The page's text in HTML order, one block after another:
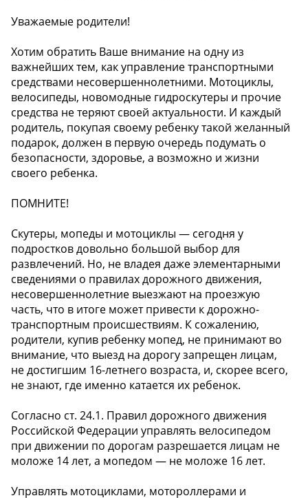
Уважаемые родители!
Хотим обратить Ваше внимание на одну из
важнейших тем, как управление транспортными
средствами несовершеннолетними. Мотоциклы,
велосипеды, новомодные гидроскутеры и прочие
средства не теряют своей актуальности. И каждый
родитель, покупая своему ребенку такой желанный
подарок, должен в первую очередь подумать о
безопасности, здоровье, а возможно и жизни
своего ребенка.
ПОМНИТЕ!
Скутеры, мопеды и мотоциклы — сегодня у
подростков довольно большой выбор для
развлечений. Но, не владея даже элементарными
сведениями о правилах дорожного движения,
несовершеннолетние выезжают на проезжую
часть, что в итоге может привести к дорожно-
транспортным происшествиям. К сожалению,
родители, купив ребенку мопед, не принимают во
внимание, что выезд на дорогу запрещен лицам,
не достигшим 16-летнего возраста, и, скорее всего,
не знают, где именно катается их ребенок.
Согласно ст. 24.1. Правил дорожного движения
Российской Федерации управлять велосипедом
при движении по дорогам разрешается лицам не
моложе 14 лет, а мопедом — не моложе 16 лет.
Управлять мотоциклами, мотороллерами и